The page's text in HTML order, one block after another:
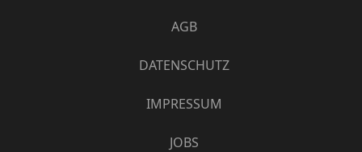
AGB
DATENSCHUTZ
IMPRESSUM
JOBS